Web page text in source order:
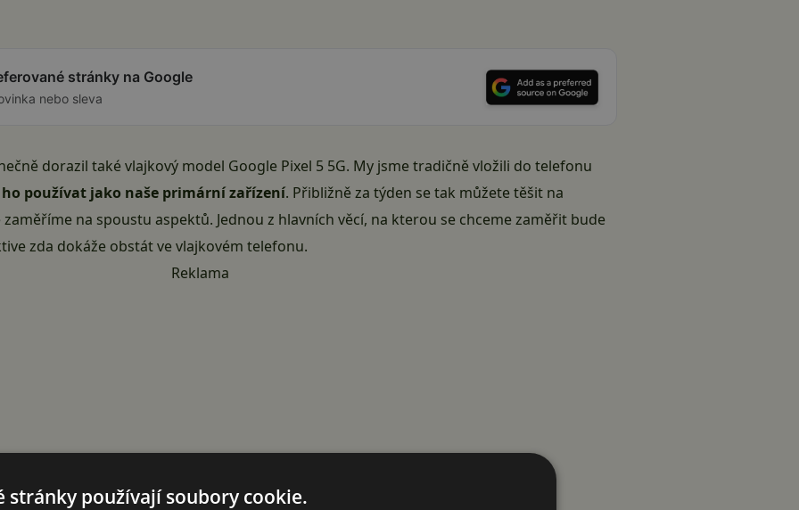
stránky na Google
nebo sleva
dorazil také vlajkový model Google Pixel 5 5G. My jsme tradičně vložili do telefonu
používat jako naše primární zařízení. Přibližně za týden se tak můžete těšit na
zaměříme na spoustu aspektů. Jednou z hlavních věcí, na kterou se chceme zaměřit bude
zda dokáže obstát ve vlajkovém telefonu.
Reklama
stránky používají soubory cookie.